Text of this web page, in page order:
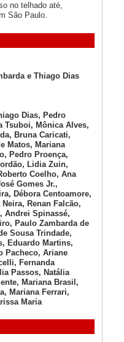
no telhado até,
São Paulo.
e Thiago Dias
Dias, Pedro
Tsuboi, Mônica Alves,
Bruna Caricati,
Matos, Mariana
Pedro Proença,
Lidia Zuin,
Coelho, Ana
Gomes Jr.,
Débora Centoamore,
Renan Falcão,
Andrei Spinassé,
Paulo Zambarda de
Sousa Trindade,
Eduardo Martins,
Pacheco, Ariane
, Fernanda
Passos, Natália
Mariana Brasil,
Mariana Ferrari,
Maria